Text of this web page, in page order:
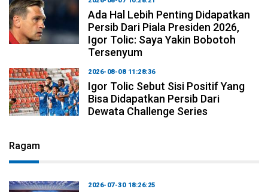
Ada Hal Lebih Penting Didapatkan
Persib Dari Piala Presiden 2026,
Igor Tolic: Saya Yakin Bobotoh
Tersenyum
2026-08-08 11:28:36
Igor Tolic Sebut Sisi Positif Yang
Bisa Didapatkan Persib Dari
Dewata Challenge Series
Ragam
2026-07-30 18:26:25